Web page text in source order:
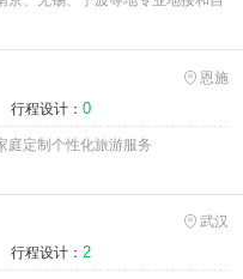
恩施
行程设计： 0
庭定制个性化旅游服务
武汉
行程设计： 2